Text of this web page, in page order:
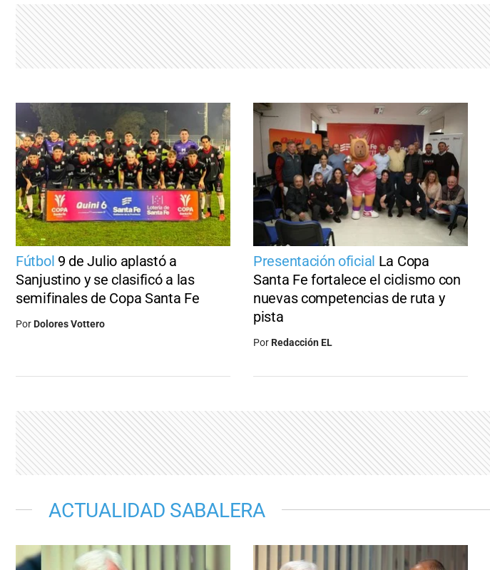
Fútbol 9 de Julio aplastó a
Sanjustino y se clasificó a las
semifinales de Copa Santa Fe
PorDolores Vottero
Presentación oficial La Copa
Santa Fe fortalece el ciclismo con
nuevas competencias de ruta y
pista
PorRedacción EL
ACTUALIDAD SABALERA